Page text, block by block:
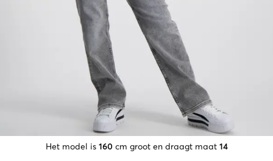
Het model is 160 cm groot en draagt maat 14